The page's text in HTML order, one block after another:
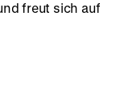
freut sich auf